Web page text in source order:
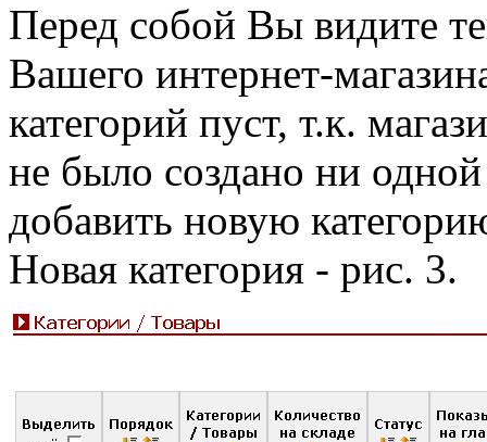
Перед собой Вы видите
Вашего интернет-
категорий пуст, т.к.
не было создано ни
добавить новую
Новая категория - рис. 3.